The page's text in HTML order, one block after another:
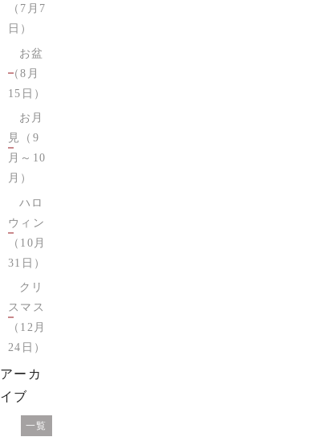
（7月7
日）
お盆
（8月
15日）
お月
見（9
月～10
月）
ハロ
ウィン
（10月
31日）
クリ
スマス
（12月
24日）
アーカ
イブ
オ
一覧